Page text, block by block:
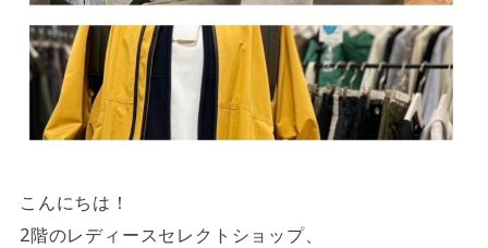
4F/5F Physical care floor
フィジカルケアフロア
こんにちは！
2階のレディースセレクトショップ、